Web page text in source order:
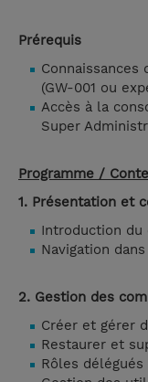
Prérequis
Connaissances
(GW-001 ou
Accès à la
Super
Programme /
1. Présentation et
Introduction
Navigation
2. Gestion des
Créer et gérer
Restaurer et
Rôles